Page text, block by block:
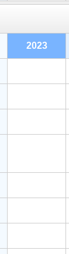
2023